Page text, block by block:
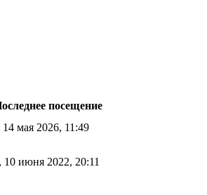
посещение
14 мая 2026, 11:49
10 июня 2022, 20:11